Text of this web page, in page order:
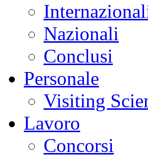
Nazionali
Conclusi
Personale
Visiting
Lavoro
Concorsi